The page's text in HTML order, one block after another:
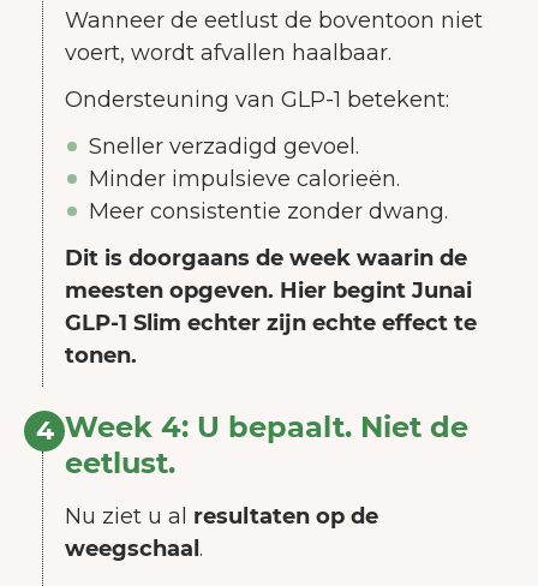
Wanneer de eetlust de boventoon niet
voert, wordt afvallen haalbaar.
Ondersteuning van GLP-1 betekent:
Sneller verzadigd gevoel.
Minder impulsieve calorieën.
Meer consistentie zonder dwang.
Dit is doorgaans de week waarin de
meesten opgeven. Hier begint Junai
GLP-1 Slim echter zijn echte effect te
tonen.
4 Week 4: U bepaalt. Niet de
eetlust.
Nu ziet u al resultaten op de
weegschaal .